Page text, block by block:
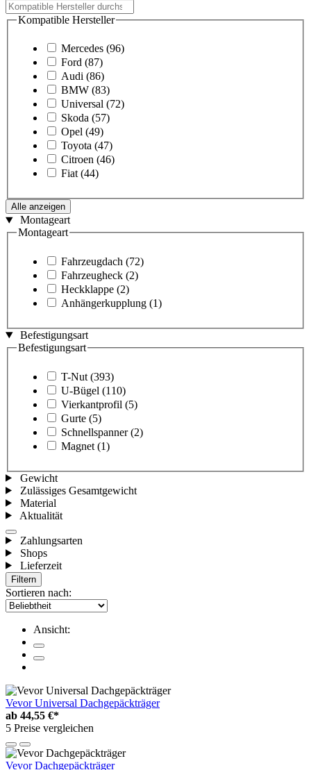
Kompatible Hersteller
Mercedes (96)
Ford (87)
Audi (86)
BMW (83)
Universal (72)
Skoda (57)
Opel (49)
Toyota (47)
Citroen (46)
Fiat (44)
Alle anzeigen
Montageart
Montageart
Fahrzeugdach (72)
Fahrzeugheck (2)
Heckklappe (2)
Anhängerkupplung (1)
Befestigungsart
Befestigungsart
T-Nut (393)
U-Bügel (110)
Vierkantprofil (5)
Gurte (5)
Schnellspanner (2)
Magnet (1)
Gewicht
Zulässiges Gesamtgewicht
Material
Aktualität
Zahlungsarten
Shops
Lieferzeit
Filtern
Sortieren nach:
Ansicht:
Vevor Universal Dachgepäckträger
ab 44,55 €*
5 Preise vergleichen
Vevor Dachgepäckträger